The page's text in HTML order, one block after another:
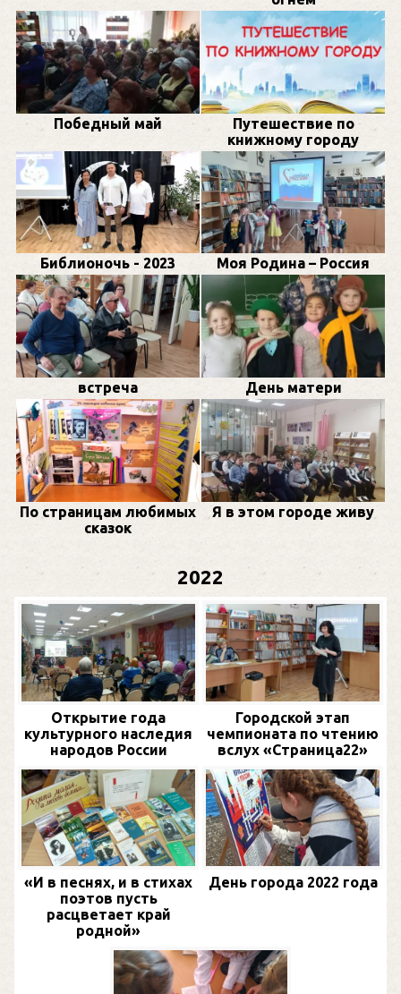
Победный май
Путешествие по
книжному городу
Библионочь - 2023 Моя Родина – Россия
встреча День матери
По страницам любимых
сказок
Я в этом городе живу
2022
Открытие года
культурного наследия
народов России
Городской этап
чемпионата по чтению
вслух «Страница22»
«И в песнях, и в стихах
поэтов пусть
расцветает край
родной»
День города 2022 года